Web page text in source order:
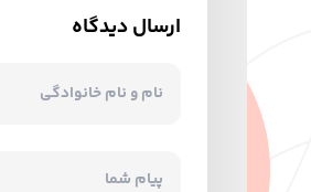
ارسال دیدگاه